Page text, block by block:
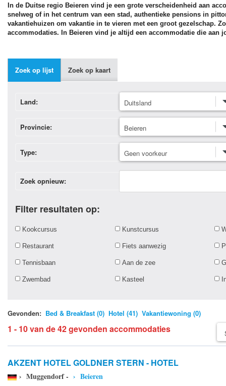
In de Duitse regio Beieren vind je een grote verscheidenheid aan
snelweg of in het centrum van een stad, authentieke pensions in
vakantiehuizen om vakantie in te vieren met een groot gezelschap.
accommodaties. In Beieren vind je altijd een accommodatie die aan
Zoek op lijst Zoek op kaart
Land:
Provincie:
Type:
Zoek opnieuw:
Filter resultaten op:
Kookcursus Kunstcursus
Restaurant Fiets aanwezig
Tennisbaan Aan de zee
Zwembad Kasteel
Gevonden: Bed & Breakfast (0) Hotel (41) Vakantiewoning (0)
1 - 10 van de 42 gevonden accommodaties
AKZENT HOTEL GOLDNER STERN - HOTEL
› Muggendorf - › Beieren